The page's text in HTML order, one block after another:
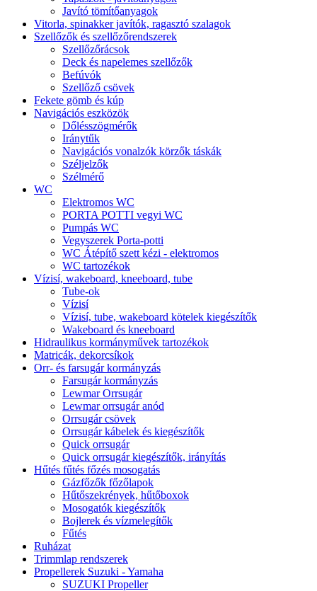
Javító tömítőanyagok
Vitorla, spinakker javítók, ragasztó szalagok
Szellőzők és szellőzőrendszerek
Szellőzőrácsok
Deck és napelemes szellőzők
Befúvók
Szellőző csövek
Fekete gömb és kúp
Navigációs eszközök
Dőlésszögmérők
Iránytűk
Navigációs vonalzók körzők táskák
Széljelzők
Szélmérő
WC
Elektromos WC
PORTA POTTI vegyi WC
Pumpás WC
Vegyszerek Porta-potti
WC Átépítő szett kézi - elektromos
WC tartozékok
Vízisí, wakeboard, kneeboard, tube
Tube-ok
Vízisí
Vízisí, tube, wakeboard kötelek kiegészítők
Wakeboard és kneeboard
Hidraulikus kormányművek tartozékok
Matricák, dekorcsíkok
Orr- és farsugár kormányzás
Farsugár kormányzás
Lewmar Orrsugár
Lewmar orrsugár anód
Orrsugár csövek
Orrsugár kábelek és kiegészítők
Quick orrsugár
Quick orrsugár kiegészítők, irányítás
Hűtés fűtés főzés mosogatás
Gázfőzők főzőlapok
Hűtőszekrények, hűtőboxok
Mosogatók kiegészítők
Bojlerek és vízmelegítők
Fűtés
Ruházat
Trimmlap rendszerek
Propellerek Suzuki - Yamaha
SUZUKI Propeller